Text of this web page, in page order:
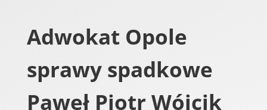
Adwokat Opole
sprawy spadkowe
Paweł Piotr Wójcik